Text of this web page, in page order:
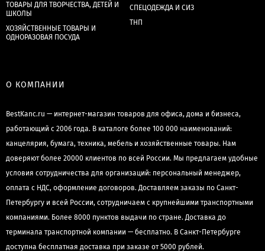
ТОВАРЫ ДЛЯ ТВОРЧЕСТВА, ДЕТЕЙ И
ШКОЛЫ
ХОЗЯЙСТВЕННЫЕ ТОВАРЫ И
ОДНОРАЗОВАЯ ПОСУДА
СПЕЦОДЕЖДА И СИЗ
ТНП
О КОМПАНИИ
BestKanc.ru — интернет-магазин товаров для офиса, дома и бизнеса,
работающий с 2006 года. В каталоге более 100 000 наименований:
канцелярия, бумага, техника, мебель и хозяйственные товары. Нам
доверяют более 20000 клиентов по всей России. Мы предлагаем удобные
условия сотрудничества для организаций: персональный менеджер,
оплата с НДС, оформление договоров. Доставляем заказы по Санкт-
Петербургу и всей России, сотрудничаем с крупнейшими транспортными
компаниями. Более 8000 пунктов выдачи по стране. Доставка до
терминала транспортной компании — бесплатно. В Санкт-Петербурге
доступна бесплатная доставка при заказе от 5000 рублей.